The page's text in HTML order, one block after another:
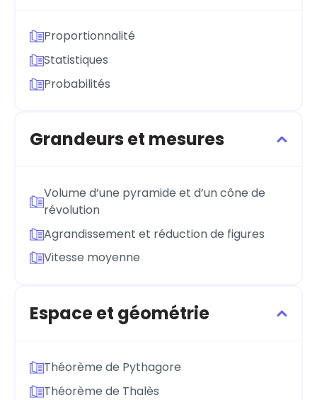
Proportionnalité
Statistiques
Probabilités
Grandeurs et mesures
Volume d’une pyramide et d’un cône de
révolution
Agrandissement et réduction de figures
Vitesse moyenne
Espace et géométrie
Théorème de Pythagore
Théorème de Thalès